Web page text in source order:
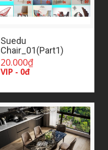
Suedu
Chair_01(Part1)
20.000₫
VIP - 0đ